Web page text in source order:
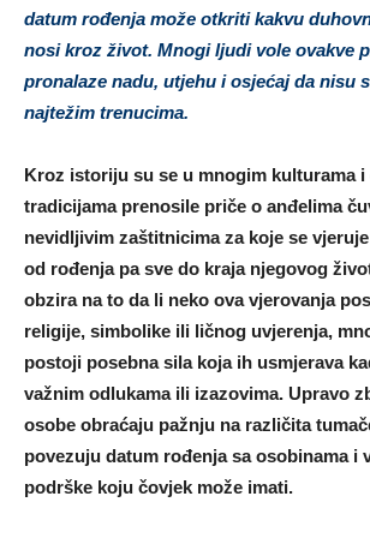
datum rođenja može otkriti kakvu
nosi kroz život. Mnogi ljudi vole ovakve
pronalaze nadu, utjehu i osjećaj da nisu
najtežim trenucima.
Kroz istoriju su se u mnogim kulturama
tradicijama prenosile priče o anđelima
nevidljivim zaštitnicima za koje se
od rođenja pa sve do kraja njegovog
obzira na to da li neko ova vjerovanja
religije, simbolike ili ličnog uvjerenja,
postoji posebna sila koja ih usmjerava
važnim odlukama ili izazovima. Upravo
osobe obraćaju pažnju na različita
povezuju datum rođenja sa osobinama i
podrške koju čovjek može imati.